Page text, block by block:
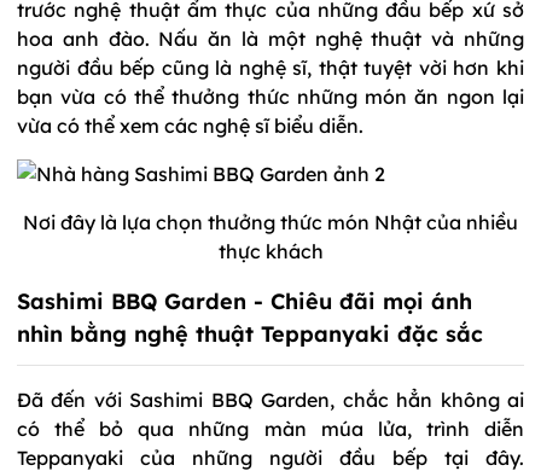
trước nghệ thuật ẩm thực của những đầu bếp xứ sở
hoa anh đào. Nấu ăn là một nghệ thuật và những
người đầu bếp cũng là nghệ sĩ, thật tuyệt vời hơn khi
bạn vừa có thể thưởng thức những món ăn ngon lại
vừa có thể xem các nghệ sĩ biểu diễn.
Nơi đây là lựa chọn thưởng thức món Nhật của nhiều
thực khách
Sashimi BBQ Garden - Chiêu đãi mọi ánh
nhìn bằng nghệ thuật Teppanyaki đặc sắc
Đã đến với Sashimi BBQ Garden, chắc hẳn không ai
có thể bỏ qua những màn múa lửa, trình diễn
Teppanyaki của những người đầu bếp tại đây.